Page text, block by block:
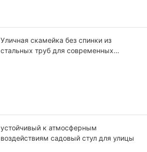
Уличная скамейка без спинки из
стальных труб для современных
устойчивый к атмосферным
воздействиям садовый стул для улицы